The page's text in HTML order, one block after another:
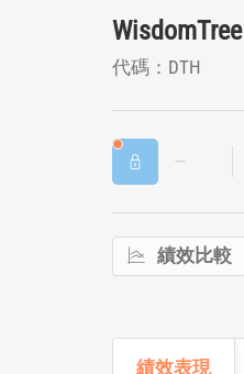
代碼：DTH
績效比較
績效表現